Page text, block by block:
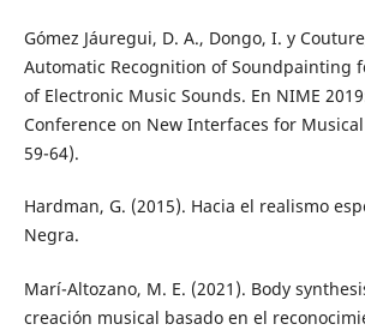
Gómez Jáuregui, D. A., Dongo, I. y
Automatic Recognition of Soundpainting
of Electronic Music Sounds. En NIME
Conference on New Interfaces for
59-64).
Hardman, G. (2015). Hacia el realismo
Negra.
Marí-Altozano, M. E. (2021). Body
creación musical basado en el